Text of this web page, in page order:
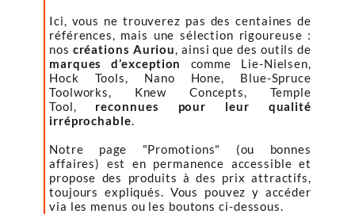
Ici, vous ne trouverez pas des centaines de
références, mais une sélection rigoureuse :
nos créations Auriou, ainsi que des outils de
marques d’exception
comme Lie-Nielsen,
Hock Tools, Nano Hone, Blue-Spruce
Toolworks, Knew Concepts, Temple
Tool, reconnues pour leur qualité
irréprochable.
Notre page "Promotions" (ou bonnes
affaires) est en permanence accessible et
propose des produits à des prix attractifs,
toujours expliqués. Vous pouvez y accéder
via les menus ou les boutons ci-dessous.